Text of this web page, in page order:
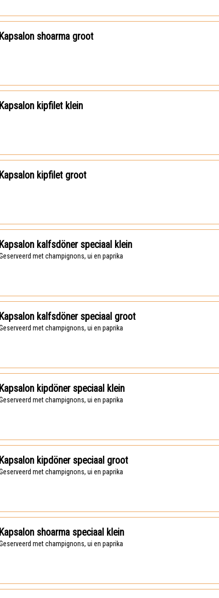
Kapsalon shoarma groot
Kapsalon kipfilet klein
Kapsalon kipfilet groot
Kapsalon kalfsdöner speciaal klein
Geserveerd met champignons, ui en paprika
Kapsalon kalfsdöner speciaal groot
Geserveerd met champignons, ui en paprika
Kapsalon kipdöner speciaal klein
Geserveerd met champignons, ui en paprika
Kapsalon kipdöner speciaal groot
Geserveerd met champignons, ui en paprika
Kapsalon shoarma speciaal klein
Geserveerd met champignons, ui en paprika